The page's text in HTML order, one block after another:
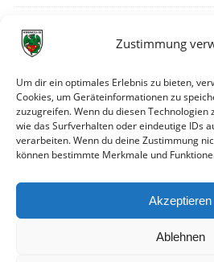
Zustimmung
Um dir ein optimales Erlebnis zu bieten,
Cookies, um Geräteinformationen zu
zuzugreifen. Wenn du diesen
wie das Surfverhalten oder eindeutige IDs
verarbeiten. Wenn du deine Zustimmung
können bestimmte Merkmale und
Akzeptieren
Ablehnen
31. Juli 2026
30. Juli 2026
Deine Spielminute: 89+1
28. Juli 2026
Neuer Rückensponsor
Neue Podcast-Folge: So tickt Björn!
27. Juli 2026